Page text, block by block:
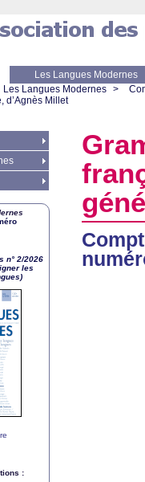
Les Langues Modernes
Les Langues Modernes >
d’Agnès Millet
n° 2/2026
les
: